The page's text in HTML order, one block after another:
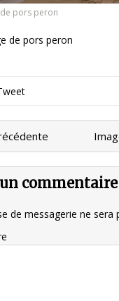
pors peron
de pors peron
commentaire
de messagerie ne sera